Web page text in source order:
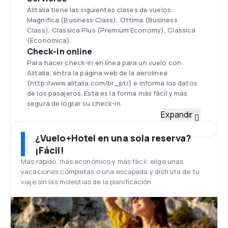
Alitalia tiene las siguientes clases de vuelos:
Magnifica (Business Class), Ottima (Business
Class), Classica Plus (Premium Economy), Classica
(Económica).
Check-in online
Para hacer check-in en línea para un vuelo con
Alitalia, entra la página web de la aerolínea
(http://www.alitalia.com/br_pt/) e informa los datos
de los pasajeros. Esta es la forma más fácil y más
segura de lograr su check-in.
máquinas: Airbus A330, A321, A320 y A319, Boeing
777-200, 767-300, 737-400, 737-300, McDonell
Douglas MD 80, Embraer 170, CRJ-900 y Avro RJ70.
Aeropuerto de Roma-Fiumicino
La sede de la compañía está en Roma - las
principales transferencias de base es el aeropuerto
de Roma Fiumicino, el aeropuerto más grande de
Italia.
Comidas
Expandir
¿Vuelo+Hotel en una sola reserva?
¡Fácil!
Más rápido, más económico y más fácil: elige unas
vacaciones completas o una escapada y disfruta de tu
viaje sin las molestias de la planificación.